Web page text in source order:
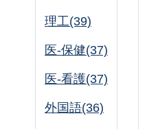
理工(39)
医-保健(37)
医-看護(37)
外国語(36)